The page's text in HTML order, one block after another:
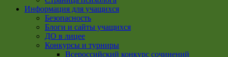
Информация для учащихся
Безопасность
Блоги и сайты учащихся
ДО в лицее
Конкурсы и турниры
Всероссийский конкурс сочинений